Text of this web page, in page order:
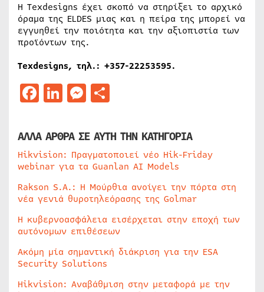
Η Texdesigns έχει σκοπό να στηρίξει το αρχικό
όραμα της ELDES μιας και η πείρα της μπορεί να
εγγυηθεί την ποιότητα και την αξιοπιστία των
προϊόντων της.
Texdesigns, τηλ.: +357-22253595.
Facebook
LinkedIn
Messenger
ΑΛΛΑ ΑΡΘΡΑ ΣΕ ΑΥΤΗ ΤΗΝ ΚΑΤΗΓΟΡΙΑ
Hikvision: Πραγματοποιεί νέο Hik-Friday
webinar για τα Guanlan AI Models
Rakson S.A.: Η Μούρθια ανοίγει την πόρτα στη
νέα γενιά θυροτηλεόρασης της Golmar
Η κυβερνοασφάλεια εισέρχεται στην εποχή των
αυτόνομων επιθέσεων
Ακόμη μία σημαντική διάκριση για την ESA
Security Solutions
Hikvision: Αναβάθμιση στην μεταφορά με την